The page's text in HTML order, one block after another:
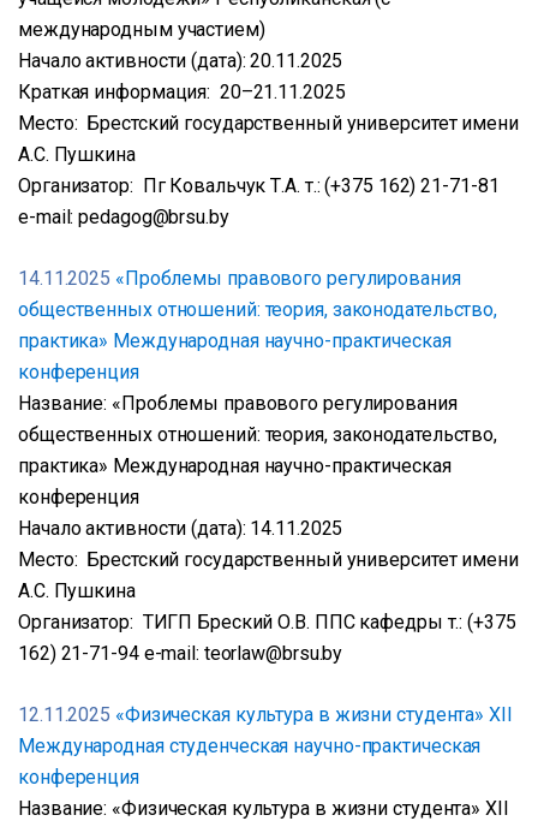
международным участием)
Начало активности (дата): 20.11.2025
Краткая информация: 20–21.11.2025
Место: Брестский государственный университет имени
А.С. Пушкина
Организатор: Пг Ковальчук Т.А. т.: (+375 162) 21-71-81
e-mail: pedagog@brsu.by
14.11.2025 «Проблемы правового регулирования
общественных отношений: теория, законодательство,
практика» Международная научно-практическая
конференция
Название: «Проблемы правового регулирования
общественных отношений: теория, законодательство,
практика» Международная научно-практическая
конференция
Начало активности (дата): 14.11.2025
Место: Брестский государственный университет имени
А.С. Пушкина
Организатор: ТИГП Бреский О.В. ППС кафедры т.: (+375
162) 21-71-94 e-mail: teorlaw@brsu.by
12.11.2025 «Физическая культура в жизни студента» XII
Международная студенческая научно-практическая
конференция
Название: «Физическая культура в жизни студента» XII